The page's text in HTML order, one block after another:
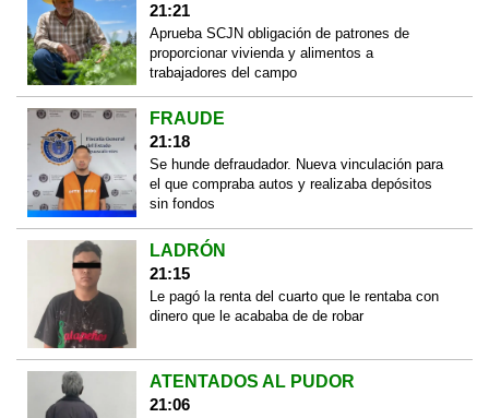
21:21
Aprueba SCJN obligación de patrones de
proporcionar vivienda y alimentos a
trabajadores del campo
FRAUDE
21:18
Se hunde defraudador. Nueva vinculación para
el que compraba autos y realizaba depósitos
sin fondos
LADRÓN
21:15
Le pagó la renta del cuarto que le rentaba con
dinero que le acababa de de robar
ATENTADOS AL PUDOR
21:06